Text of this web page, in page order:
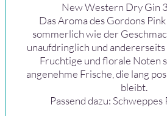
New Western Dry Gin
Das Aroma des Gordons
sommerlich wie der
unaufdringlich und
Fruchtige und florale Noten
angenehme Frische, die lang
bleibt.
Passend dazu: